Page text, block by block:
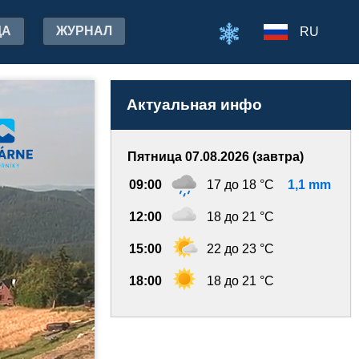
ЖУРНАЛ RU
Актуальная инфо
Пятница 07.08.2026 (завтра)
09:00 17 до 18 °C 1,1 mm
12:00 18 до 21 °C
15:00 22 до 23 °C
18:00 18 до 21 °C